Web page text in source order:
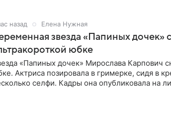
назад Елена Нужная
звезда «Папиных дочек»
юбке
«Папиных дочек» Мирослава Карпович
Актриса позировала в гримерке, сидя в
селфи. Кадры она опубликовала на